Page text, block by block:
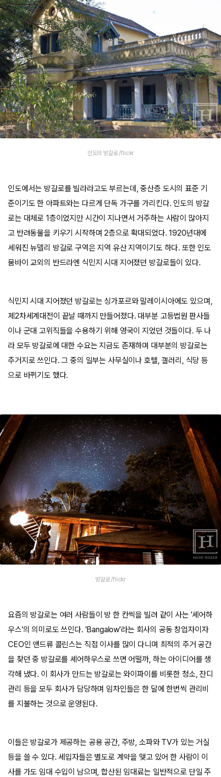
인도의 방갈로 /flickr
인도에서는 방갈로를 빌라라고도 부르는데, 중산층 도시의 표준 기
준이기도 한 아파트와는 다르게 단독 가구를 가리킨다. 인도의 방갈
로는 대체로 1층이었지만 시간이 지나면서 거주하는 사람이 많아지
고 반려동물을 키우기 시작하며 2층으로 확대되었다. 1920년대에
세워진 뉴델리 방갈로 구역은 지역 유산 지역이기도 하다. 또한 인도
뭄바이 교외의 반드라엔 식민지 시대 지어졌던 방갈로들이 있다.
식민지 시대 지어졌던 방갈로는 싱가포르와 말레이시아에도 있으며,
제2차세계대전이 끝날 때까지 만들어졌다. 대부분 고등법원 판사들
이나 군대 고위직들을 수용하기 위해 영국이 지었던 것들이다. 두 나
라 모두 방갈로에 대한 수요는 지금도 존재하며 대부분의 방갈로는
주거지로 쓰인다. 그 중의 일부는 사무실이나 호텔, 갤러리, 식당 등
으로 바뀌기도 했다.
방갈로 /flickr
요즘의 방갈로는 여러 사람들이 방 한 칸씩을 빌려 같이 사는 '셰어하
우스'의 의미로도 쓰인다. 'Bangalow'라는 회사의 공동 창업자이자
CEO인 앤드류 콜린스는 직접 이사를 많이 다니며 최적의 주거 공간
을 찾던 중 방갈로를 셰어하우스로 쓰면 어떨까, 하는 아이디어를 생
각해 냈다. 이 회사가 만드는 방갈로는 와이파이를 비롯한 청소, 잔디
관리 등을 모두 회사가 담당하며 임차인들은 한 달에 한번씩 관리비
를 지불하는 것으로 운영된다.
이들은 방갈로가 제공하는 공용 공간, 주방, 소파와 TV가 있는 거실
등을 쓸 수 있다. 세입자들은 별도로 계약을 맺고 있어 한 사람이 이
사를 가도 임대 수입이 남으며, 합산된 임대료는 일반적으로 단일 주